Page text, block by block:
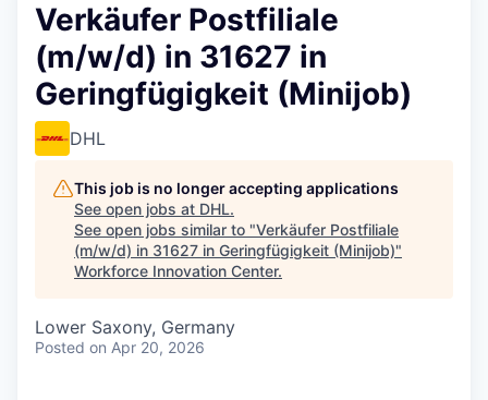
Verkäufer Postfiliale
(m/w/d) in 31627 in
Geringfügigkeit (Minijob)
DHL
This job is no longer accepting applications
See open jobs at DHL.
See open jobs similar to "Verkäufer Postfiliale
(m/w/d) in 31627 in Geringfügigkeit (Minijob)"
Workforce Innovation Center.
Lower Saxony, Germany
Posted on Apr 20, 2026